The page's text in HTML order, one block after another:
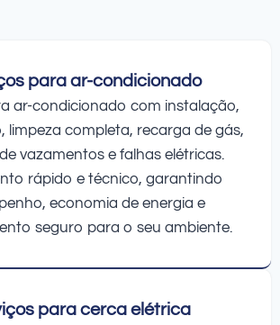
para ar-condicionado
ar-condicionado com instalação,
limpeza completa, recarga de gás,
vazamentos e falhas elétricas.
rápido e técnico, garantindo
economia de energia e
seguro para o seu ambiente.
para cerca elétrica